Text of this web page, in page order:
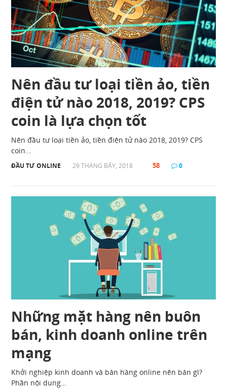
Nên đầu tư loại tiền ảo, tiền
điện tử nào 2018, 2019? CPS
coin là lựa chọn tốt
Nên đầu tư loại tiền ảo, tiền điện tử nào 2018, 2019? CPS
coin…
ĐẦU TƯ ONLINE 29 THÁNG BẢY, 2018 58 0
Những mặt hàng nên buôn
bán, kinh doanh online trên
mạng
Khởi nghiệp kinh doanh và bán hàng online nên bán gì?
Phần nội dung…